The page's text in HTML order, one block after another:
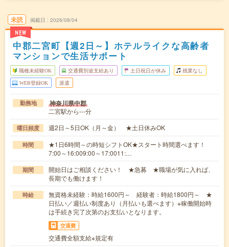
未読
NEW
掲載日 2026/08/04
中郡二宮町【週2日～】ホテルライクな高齢者
マンションで生活サポート
職種未経験OK 交通費別途支給あり 土日祝日が休み 残業なし
WEB登録OK 派遣
勤務地 神奈川県中郡
二宮駅から---分
曜日頻度 週2日～5日OK（月～金） ★土日休みOK
時間
★1日6時間～の時短シフトOK★スタート時間選べます！
7:00～16:009:00～17:0011:…
期間
開始日はご相談ください！ ★急募 ★職場が気に入れば、
長期でも働けます！
時給
無資格未経験：時給1600円～ 経験者：時給1800円～ ★
日払い／週払い制度あり（月払いも選べます）※稼働開始時
は手続き完了次第のお支払いとなります。
交通費
交通費全額支給※規定有